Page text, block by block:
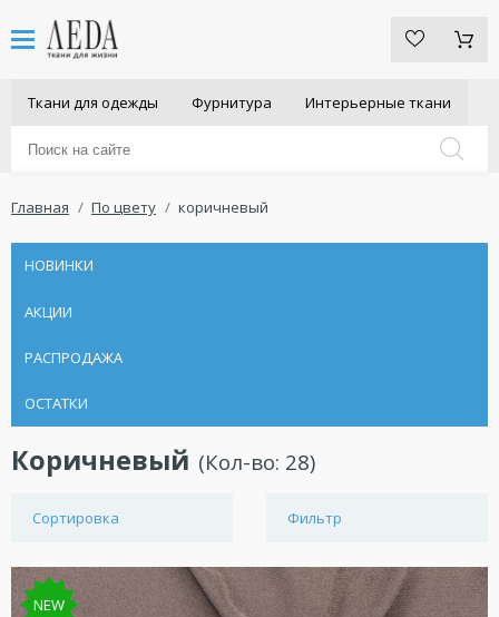
Ткани для одежды Фурнитура Интерьерные ткани
Главная По цвету коричневый
НОВИНКИ
АКЦИИ
РАСПРОДАЖА
ОСТАТКИ
Коричневый (Кол-во: 28)
Сортировка Фильтр
NEW